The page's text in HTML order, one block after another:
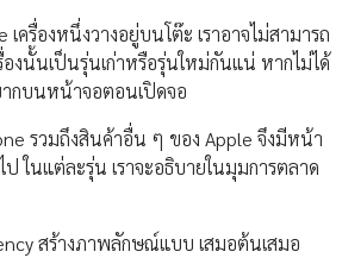
เครื่องหนึ่งวางอยู่บนโต๊ะ เราอาจไม่สามารถ
องนั้นเป็นรุ่นเก่าหรือรุ่นใหม่กันแน่ หากไม่ได้
กบนหน้าจอตอนเปิดจอ
รวมถึงสินค้าอื่น ๆ ของ Apple จึงมีหน้า
ในแต่ละรุ่น เราจะอธิบายในมุมการตลาด
สร้างภาพลักษณ์แบบ เสมอต้นเสมอ